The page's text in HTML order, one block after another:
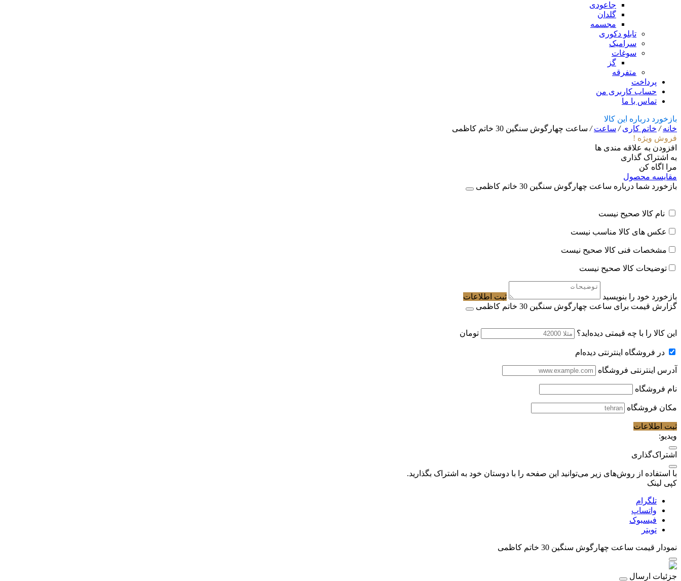
جاعودی
گلدان
مجسمه
تابلو دکوری
سرامیک
سوغات
گز
متفرقه
پرداخت
حساب کاربری من
تماس با ما
بازخورد درباره این کالا
خانه/ خاتم کاری/ ساعت/ ساعت چهارگوش سنگین 30 خاتم کاظمی
فروش ویژه !
افزودن به علاقه مندی ها
به اشتراک گذاری
مرا اگاه کن
مقایسه محصول
بازخورد شما درباره ساعت چهارگوش سنگین 30 خاتم کاظمی
نام کالا صحیح نیست
عکس های کالا مناسب نیست
مشخصات فنی کالا صحیح نیست
توضیحات کالا صحیح نیست
بازخورد خود را بنویسید
ثبت اطلاعات
گزارش قیمت برای ساعت چهارگوش سنگین 30 خاتم کاظمی
این کالا را با چه قیمتی دیده‌اید؟ تومان
در فروشگاه اینترنتی دیده‌ام
آدرس اینترنتی فروشگاه
نام فروشگاه
مکان فروشگاه
ثبت اطلاعات
ویدیو:
اشتراک‌گذاری
با استفاده از روش‌های زیر می‌توانید این صفحه را با دوستان خود به اشتراک بگذارید.
کپی لینک
تلگرام
واتساپ
فیسبوک
تویتر
نمودار قیمت ساعت چهارگوش سنگین 30 خاتم کاظمی
جزئیات ارسال